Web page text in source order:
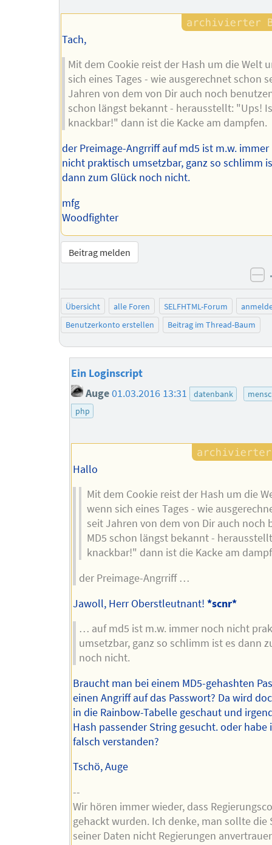
Tach,
Mit dem Cookie reist der Hash um die Welt
sich eines Tages - wie ausgerechnet schon
Jahren von dem von Dir auch noch
schon längst bekannt - herausstellt: "Ups!
knackbar!" dann ist die Kacke am dampfen.
der Preimage-Angrriff auf md5 ist m.w.
nicht praktisch umsetzbar, ganz so schlimm
dann zum Glück noch nicht.
mfg
Woodfighter
Beitrag melden
Übersicht alle Foren SELFHTML-Forum
Benutzerkonto erstellen
Beitrag im Thread-Baum
Ein Loginscript
Auge01.03.2016 13:31 datenbank
php
Hallo
Mit dem Cookie reist der Hash um die
wenn sich eines Tages - wie
seit Jahren von dem von Dir auch noch
MD5 schon längst bekannt -
knackbar!" dann ist die Kacke am
der Preimage-Angrriff …
Jawoll, Herr Oberstleutnant! *scnr*
… auf md5 ist m.w. immer noch nicht
umsetzbar, ganz so schlimm ist es dann
noch nicht.
Braucht man bei einem MD5-gehashten
einen Angriff auf das Passwort? Da wird
in die Rainbow-Tabelle geschaut und
Hash passender String gesucht. oder habe
falsch verstanden?
Tschö, Auge
--
Wir hören immer wieder, dass
gehackt wurden. Ich denke, man sollte die
seiner Daten nicht Regierungen